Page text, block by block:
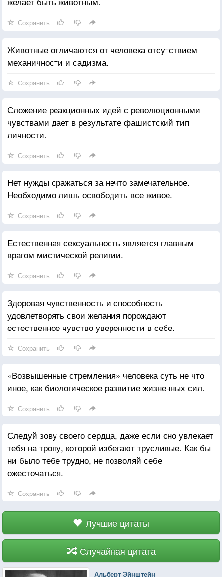
Сохранить
Животные отличаются от человека отсутствием
механичности и садизма.
Сохранить
Сложение реакционных идей с революционными
чувствами дает в результате фашистский тип
личности.
Сохранить
Нет нужды сражаться за нечто замечательное.
Необходимо лишь освободить все живое.
Сохранить
Естественная сексуальность является главным
врагом мистической религии.
Сохранить
Здоровая чувственность и способность
удовлетворять свои желания порождают
естественное чувство уверенности в себе.
Сохранить
«Возвышенные стремления» человека суть не что
иное, как биологическое развитие жизненных сил.
Сохранить
Следуй зову своего сердца, даже если оно увлекает
тебя на тропу, которой избегают трусливые. Как бы
ни было тебе трудно, не позволяй себе
ожесточаться.
Сохранить
Лучшие цитаты
Случайная цитата
Альберт Эйнштейн